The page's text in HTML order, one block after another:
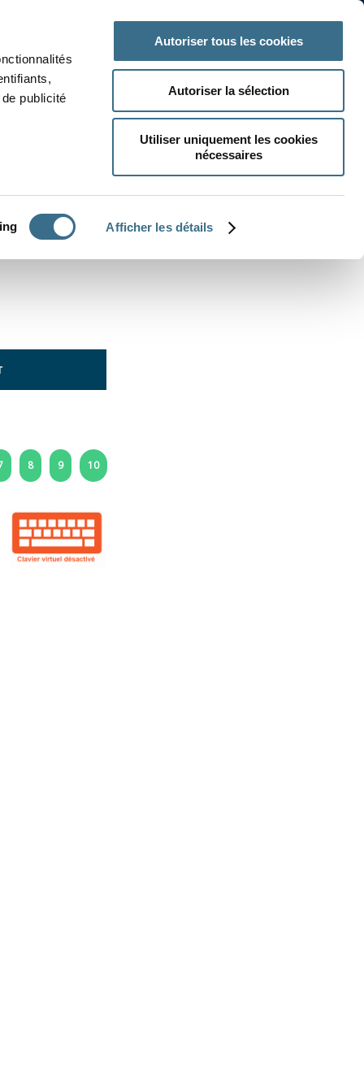
publicité
Afficher les détails
Autoriser tous les cookies
Autoriser la sélection
Utiliser uniquement les cookies
nécessaires
8 9 10